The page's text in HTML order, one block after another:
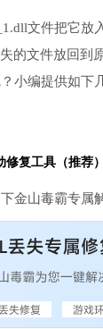
文件把它放
的文件放回到
小编提供如下
修复工具（推荐）
金山毒霸专属